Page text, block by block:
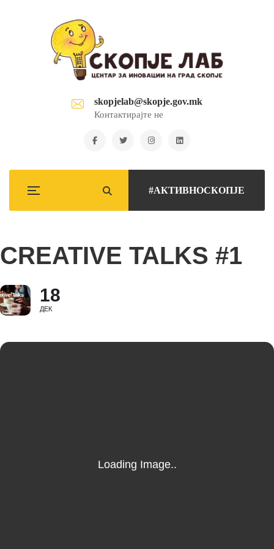
skopjelab@skopje.gov.mk
Контактирајте не
#АКТИВНОСКОПЈЕ
CREATIVE TALKS #1
18
ДЕК